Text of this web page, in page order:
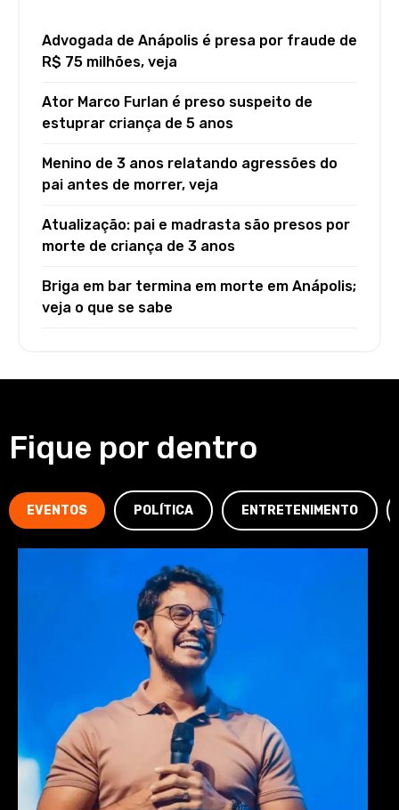
Advogada de Anápolis é presa por fraude de
R$ 75 milhões, veja
Ator Marco Furlan é preso suspeito de
estuprar criança de 5 anos
Menino de 3 anos relatando agressões do
pai antes de morrer, veja
Atualização: pai e madrasta são presos por
morte de criança de 3 anos
Briga em bar termina em morte em Anápolis;
veja o que se sabe
Fique por dentro
EVENTOS POLÍTICA ENTRETENIMENTO